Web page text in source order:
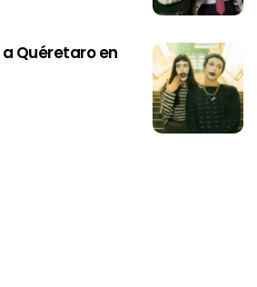
Quéretaro en